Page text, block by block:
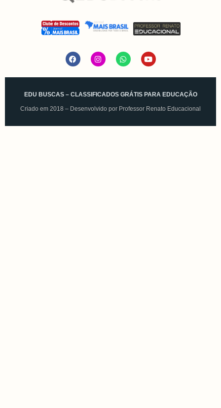
EDU BUSCAS – CLASSIFICADOS GRÁTIS PARA EDUCAÇÃO
Criado em 2018 – Desenvolvido por Professor Renato Educacional